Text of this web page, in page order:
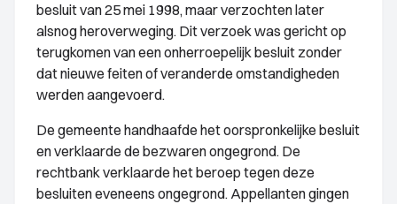
besluit van 25 mei 1998, maar verzochten later
alsnog heroverweging. Dit verzoek was gericht op
terugkomen van een onherroepelijk besluit zonder
dat nieuwe feiten of veranderde omstandigheden
werden aangevoerd.
De gemeente handhaafde het oorspronkelijke besluit
en verklaarde de bezwaren ongegrond. De
rechtbank verklaarde het beroep tegen deze
besluiten eveneens ongegrond. Appellanten gingen